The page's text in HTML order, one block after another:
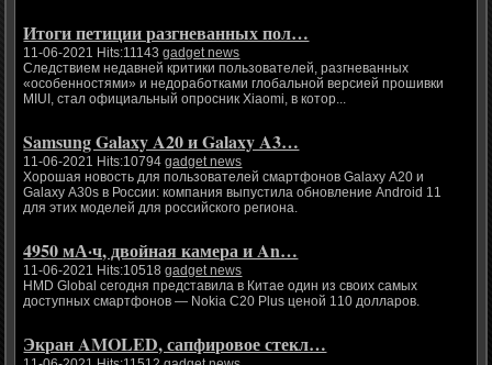
Итоги петиции разгневанных пол…
11-06-2021 Hits:11143gadget news
Следствием недавней критики пользователей, разгневанных
«особенностями» и недоработками глобальной версией прошивки
MIUI, стал официальный опросник Xiaomi, в котор...
Samsung Galaxy A20 и Galaxy A3…
11-06-2021 Hits:10794gadget news
Хорошая новость для пользователей смартфонов Galaxy A20 и
Galaxy A30s в России: компания выпустила обновление Android 11
для этих моделей для российского региона.
4950 мА·ч, двойная камера и An…
11-06-2021 Hits:10518gadget news
HMD Global сегодня представила в Китае один из своих самых
доступных смартфонов — Nokia C20 Plus ценой 110 долларов.
Экран AMOLED, сапфировое стекл…